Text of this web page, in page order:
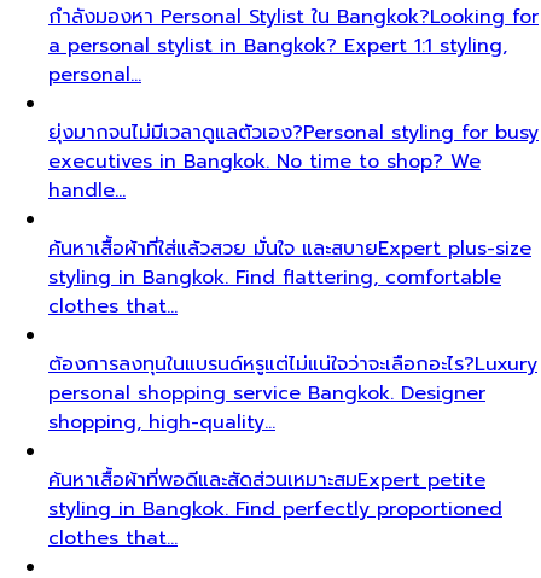
กำลังมองหา Personal Stylist ใน Bangkok?Looking for
a personal stylist in Bangkok? Expert 1:1 styling,
personal…
ยุ่งมากจนไม่มีเวลาดูแลตัวเอง?Personal styling for busy
executives in Bangkok. No time to shop? We
handle…
ค้นหาเสื้อผ้าที่ใส่แล้วสวย มั่นใจ และสบายExpert plus-size
styling in Bangkok. Find flattering, comfortable
clothes that…
ต้องการลงทุนในแบรนด์หรูแต่ไม่แน่ใจว่าจะเลือกอะไร?Luxury
personal shopping service Bangkok. Designer
shopping, high-quality…
ค้นหาเสื้อผ้าที่พอดีและสัดส่วนเหมาะสมExpert petite
styling in Bangkok. Find perfectly proportioned
clothes that…